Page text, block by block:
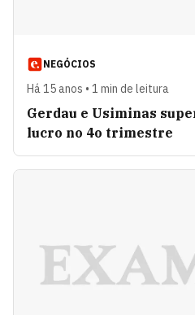
NEGÓCIOS
Há 15 anos • 1 min de leitura
Gerdau e Usiminas
lucro no 4o trimestre